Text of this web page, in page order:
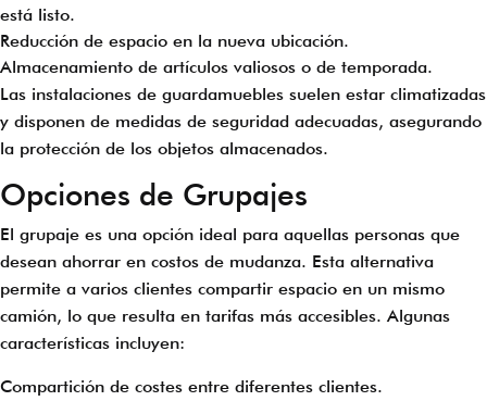
está listo.
Reducción de espacio en la nueva ubicación.
Almacenamiento de artículos valiosos o de temporada.
Las instalaciones de guardamuebles suelen estar climatizadas
y disponen de medidas de seguridad adecuadas, asegurando
la protección de los objetos almacenados.
Opciones de Grupajes
El grupaje es una opción ideal para aquellas personas que
desean ahorrar en costos de mudanza. Esta alternativa
permite a varios clientes compartir espacio en un mismo
camión, lo que resulta en tarifas más accesibles. Algunas
características incluyen:
Compartición de costes entre diferentes clientes.